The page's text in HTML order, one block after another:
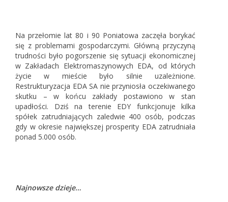
Na przełomie lat 80 i 90 Poniatowa zaczęła borykać
się z problemami gospodarczymi. Główną przyczyną
trudności było pogorszenie się sytuacji ekonomicznej
w Zakładach Elektromaszynowych EDA, od których
życie w mieście było silnie uzależnione.
Restrukturyzacja EDA SA nie przyniosła oczekiwanego
skutku – w końcu zakłady postawiono w stan
upadłości. Dziś na terenie EDY funkcjonuje kilka
spółek zatrudniających zaledwie 400 osób, podczas
gdy w okresie największej prosperity EDA zatrudniała
ponad 5.000 osób.
Najnowsze dzieje…